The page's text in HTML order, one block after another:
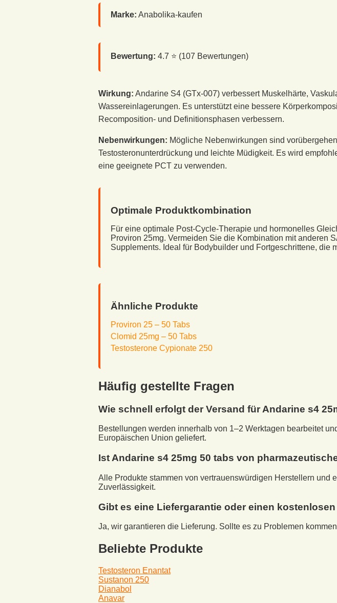
Marke: Anabolika-kaufen
Bewertung: 4.7 ⭐ (107 Bewertungen)
Wirkung: Andarine S4 (GTx-007) verbessert Muskelhärte,
Wassereinlagerungen. Es unterstützt eine bessere
Recomposition- und Definitionsphasen verbessern.
Nebenwirkungen: Mögliche Nebenwirkungen sind
Testosteronunterdrückung und leichte Müdigkeit. Es wird
eine geeignete PCT zu verwenden.
Optimale Produktkombination
Für eine optimale Post-Cycle-Therapie und hormonelles
Proviron 25mg. Vermeiden Sie die Kombination mit anderen
Supplements. Ideal für Bodybuilder und Fortgeschrittene,
Ähnliche Produkte
Proviron 25 – 50 Tabs
Clomid 25mg – 50 Tabs
Testosterone Cypionate 250
Häufig gestellte Fragen
Wie schnell erfolgt der Versand für Andarine s4
Bestellungen werden innerhalb von 1–2 Werktagen bearbeitet
Europäischen Union geliefert.
Ist Andarine s4 25mg 50 tabs von
Alle Produkte stammen von vertrauenswürdigen Herstellern und
Zuverlässigkeit.
Gibt es eine Liefergarantie oder einen
Ja, wir garantieren die Lieferung. Sollte es zu Problemen
Beliebte Produkte
Testosteron Enantat
Sustanon 250
Dianabol
Anavar